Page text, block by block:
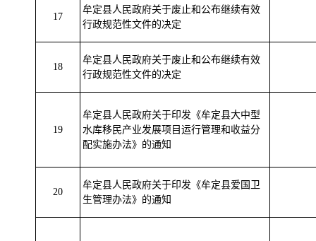
17
牟定县人民政府关于废止和公布继续有效
行政规范性文件的决定
18
牟定县人民政府关于废止和公布继续有效
行政规范性文件的决定
19
牟定县人民政府关于印发《牟定县大中型
水库移民产业发展项目运行管理和收益分
配实施办法》的通知
20
牟定县人民政府关于印发《牟定县爱国卫
生管理办法》的通知